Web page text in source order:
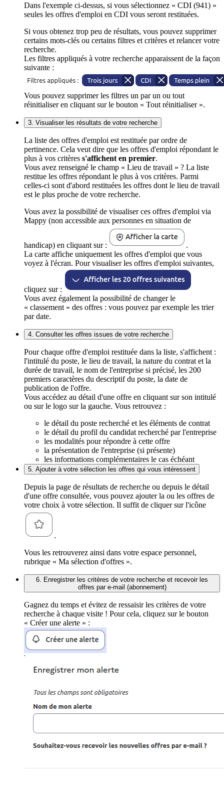
Dans l'exemple ci-dessus, si vous sélectionnez « CDI (941) »
seules les offres d'emploi en CDI vous seront restituées.
Si vous obtenez trop peu de résultats, vous pouvez supprimer
certains mots-clés ou certains filtres et critères et relancer votre
recherche.
Les filtres appliqués à votre recherche apparaissent de la façon
suivante :
Vous pouvez supprimer les filtres un par un ou tout
réinitialiser en cliquant sur le bouton « Tout réinitialiser ».
3. Visualiser les résultats de votre recherche
La liste des offres d'emploi est restituée par ordre de
pertinence. Cela veut dire que les offres d'emploi répondant le
plus à vos critères s'affichent en premier.
Vous avez renseigné le champ « Lieu de travail » ? La liste
restitue les offres répondant le plus à vos critères. Parmi
celles-ci sont d'abord restituées les offres dont le lieu de travail
est le plus proche de votre recherche.
Vous avez la possibilité de visualiser ces offres d'emploi via
Mappy (non accessible aux personnes en situation de
handicap) en cliquant sur :
.
La carte affiche uniquement les offres d'emploi que vous
voyez à l'écran. Pour visualiser les offres d'emploi suivantes,
cliquez sur :
Vous avez également la possibilité de changer le
« classement » des offres : vous pouvez par exemple les trier
par date.
4. Consulter les offres issues de votre recherche
Pour chaque offre d'emploi restituée dans la liste, s'affichent :
l'intitulé du poste, le lieu de travail, la nature du contrat et la
durée de travail, le nom de l'entreprise si précisé, les 200
premiers caractères du descriptif du poste, la date de
publication de l'offre.
Vous accédez au détail d'une offre en cliquant sur son intitulé
ou sur le logo sur la gauche. Vous retrouvez :
le détail du poste recherché et les éléments de contrat
le détail du profil du candidat recherché par l'entreprise
les modalités pour répondre à cette offre
la présentation de l'entreprise (si présente)
les informations complémentaires le cas échéant
5. Ajouter à votre sélection les offres qui vous intéressent
Depuis la page de résultats de recherche ou depuis le détail
d'une offre consultée, vous pouvez ajouter la ou les offres de
votre choix à votre sélection. Il suffit de cliquer sur l'icône
.
Vous les retrouverez ainsi dans votre espace personnel,
rubrique « Ma sélection d'offres ».
6. Enregistrer les critères de votre recherche et recevoir les
offres par e-mail (abonnement)
Gagnez du temps et évitez de ressaisir les critères de votre
recherche à chaque visite ! Pour cela, cliquez sur le bouton
« Créer une alerte » :